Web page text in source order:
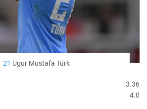
21 Ugur Mustafa Türk
3.36
4.0